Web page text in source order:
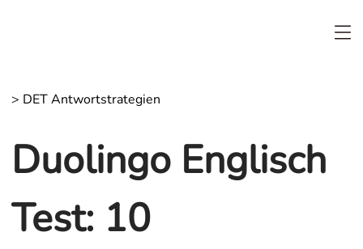
> DET Antwortstrategien
Duolingo Englisch
Test: 10